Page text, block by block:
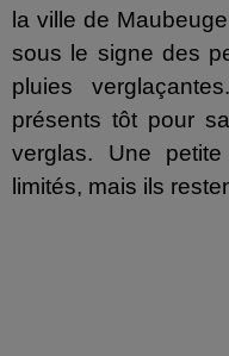
la ville de
sous le signe des
pluies
présents tôt pour
verglas. Une
limités, mais ils